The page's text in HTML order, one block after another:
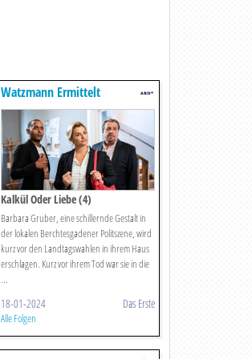
Watzmann Ermittelt
Kalkül Oder Liebe (4)
Barbara Gruber, eine schillernde Gestalt in
der lokalen Berchtesgadener Politszene, wird
kurz vor den Landtagswahlen in ihrem Haus
erschlagen. Kurz vor ihrem Tod war sie in die
...
18-01-2024 Das Erste
Alle Folgen